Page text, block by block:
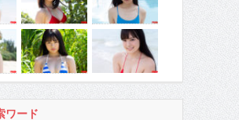
ワード